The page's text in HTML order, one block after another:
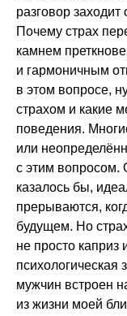
разговор
Почему страх
камнем
и гармоничным
в этом вопросе,
страхом и какие
поведения.
или
с этим вопросом.
казалось бы,
прерываются,
будущем. Но
не просто каприз
психологическая
мужчин встроен
из жизни моей